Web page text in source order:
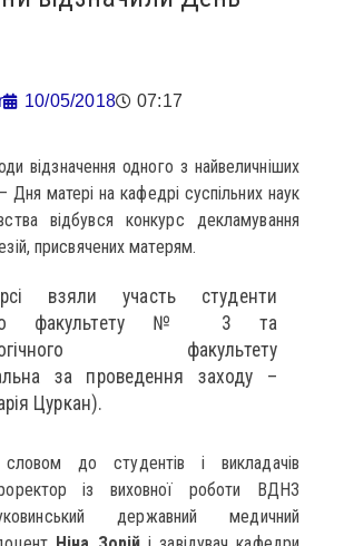
10/05/2018 07:17
відзначення одного з найвеличніших
матері на кафедрі суспільних наук
відбувся конкурс декламування
присвячених матерям.
взяли участь студенти
факультету № 3 та
факультету
за проведення заходу –
Цуркан).
словом до студентів і викладачів
із виховної роботи ВДНЗ
державний медичний